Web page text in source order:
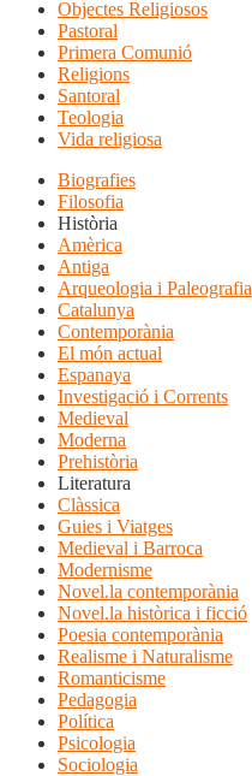
Objectes Religiosos
Pastoral
Primera Comunió
Religions
Santoral
Teologia
Vida religiosa
Biografies
Filosofia
Història
Amèrica
Antiga
Arqueologia i Paleografia
Catalunya
Contemporània
El món actual
Espanaya
Investigació i Corrents
Medieval
Moderna
Prehistòria
Literatura
Clàssica
Guies i Viatges
Medieval i Barroca
Modernisme
Novel.la contemporània
Novel.la històrica i ficció
Poesia contemporània
Realisme i Naturalisme
Romanticisme
Pedagogia
Política
Psicologia
Sociologia